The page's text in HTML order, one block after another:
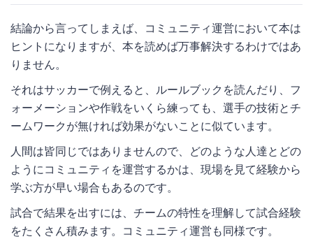
結論から言ってしまえば、コミュニティ運営において本は
ヒントになりますが、本を読めば万事解決するわけではあ
りません。
それはサッカーで例えると、ルールブックを読んだり、フ
ォーメーションや作戦をいくら練っても、選手の技術とチ
ームワークが無ければ効果がないことに似ています。
人間は皆同じではありませんので、どのような人達とどの
ようにコミュニティを運営するかは、現場を見て経験から
学ぶ方が早い場合もあるのです。
試合で結果を出すには、チームの特性を理解して試合経験
をたくさん積みます。コミュニティ運営も同様です。